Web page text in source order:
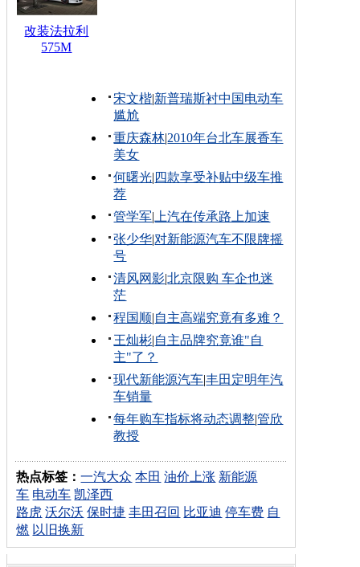
改装法拉利
575M
宋文楷|新普瑞斯衬中国电动车
尴尬
重庆森林|2010年台北车展香车
美女
何曙光| 四款享受补贴中级车推
荐
管学军| 上汽在传承路上加速
张少华|对新能源汽车不限牌摇
号
清风网影|北京限购 车企也迷
茫
程国顺|自主高端究竟有多难？
王灿彬|自主品牌究竟谁"自
主"了？
现代新能源汽车|丰田定明年汽
车销量
每年购车指标将动态调整|管欣
教授
热点标签：一汽大众 本田 油价上涨 新能源
车 电动车 凯泽西
路虎 沃尔沃 保时捷 丰田召回 比亚迪 停车费 自
燃 以旧换新